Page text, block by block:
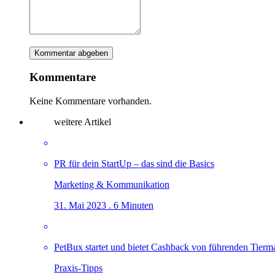
Kommentare
Keine Kommentare vorhanden.
weitere Artikel
PR für dein StartUp – das sind die Basics
Marketing & Kommunikation
31. Mai 2023 . 6 Minuten
PetBux startet und bietet Cashback von führenden
Praxis-Tipps